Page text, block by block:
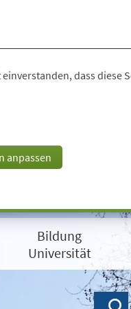
dass diese
anpassen
Bildung
Universität